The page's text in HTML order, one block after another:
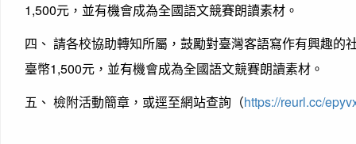
1,500元，並有機會成為全國語文競賽朗讀素材。
四、 請各校協助轉知所屬，鼓勵對臺灣客語寫作有興趣
臺幣1,500元，並有機會成為全國語文競賽朗讀素材。
五、 檢附活動簡章，或逕至網站查詢（https://reurl.cc/